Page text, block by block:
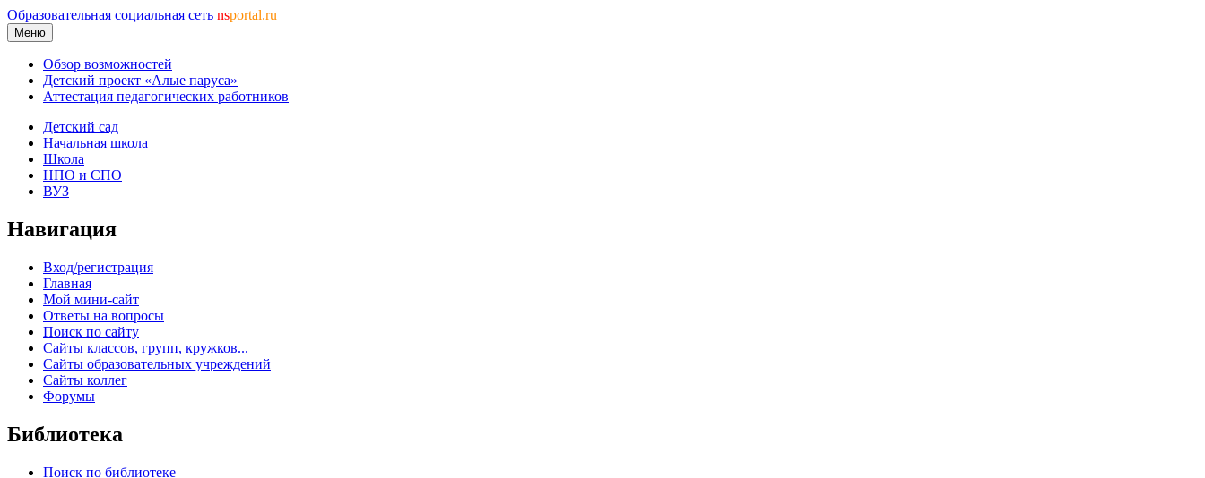
Образовательная социальная сеть nsportal.ru
Меню
Обзор возможностей
Детский проект «Алые паруса»
Аттестация педагогических работников
Детский сад
Начальная школа
Школа
НПО и СПО
ВУЗ
Навигация
Вход/регистрация
Главная
Мой мини-сайт
Ответы на вопросы
Поиск по сайту
Сайты классов, групп, кружков...
Сайты образовательных учреждений
Сайты коллег
Форумы
Библиотека
Поиск по библиотеке